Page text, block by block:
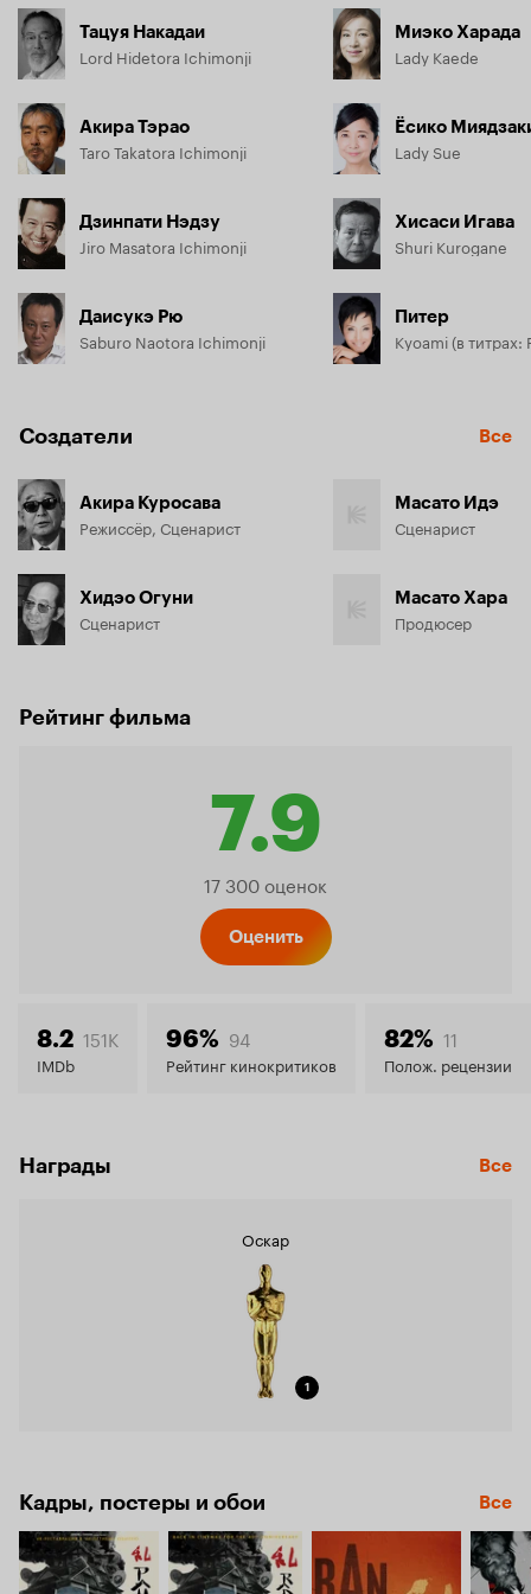
Тацуя Накадаи
Lord Hidetora Ichimonji
Акира Тэрао
Taro Takatora Ichimonji
Дзинпати Нэдзу
Jiro Masatora Ichimonji
Даисукэ Рю
Saburo Naotora Ichimonji
Миэко Харада
Lady Kaede
Ёсико
Lady Sue
Хисаси Игава
Shuri Kurogane
Питер
Kyoami (в титрах:
Создатели Все
Акира Куросава
Режиссёр, Сценарист
Хидэо Огуни
Сценарист
Масато Идэ
Сценарист
Масато Хара
Продюсер
Рейтинг фильма
7.9
Рейтинг
7.9
17 300 оценок
Оценить
8.2 151K
IMDb
96% 94
Рейтинг кинокритиков
82% 11
Полож. рецензии
Награды Все
Оскар
1
Кадры, постеры и обои Все